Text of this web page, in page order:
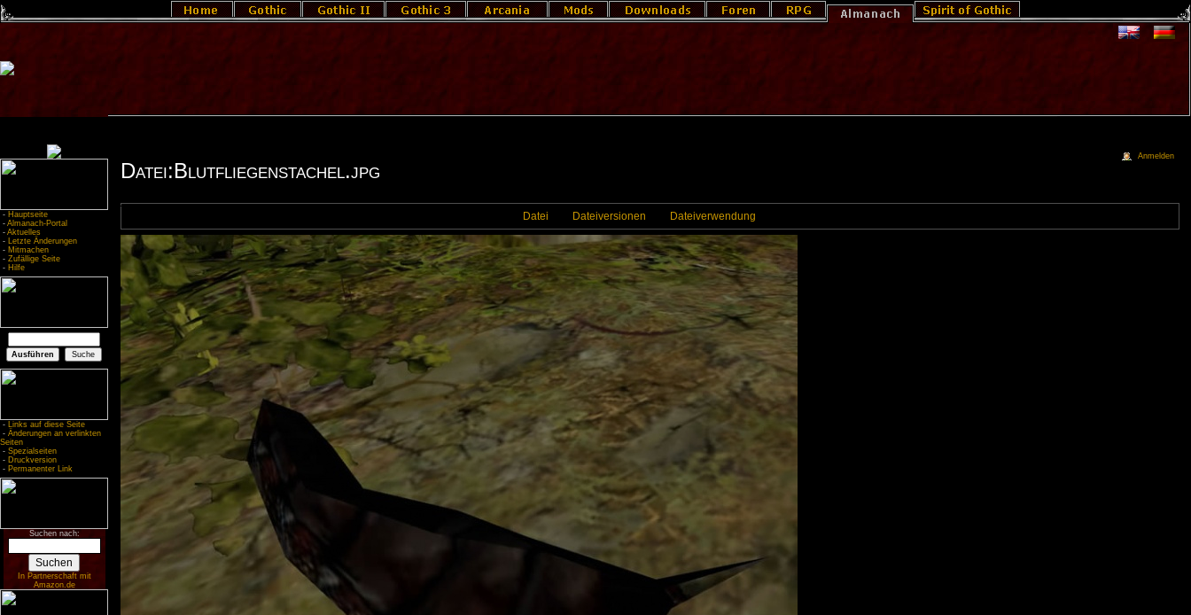
- Hauptseite
- Almanach-Portal
- Aktuelles
- Letzte Änderungen
- Mitmachen
- Zufällige Seite
- Hilfe
- Links auf diese Seite
- Änderungen an verlinkten
Seiten
- Spezialseiten
- Druckversion
- Permanenter Link
Suchen nach:
In Partnerschaft mit
Amazon.de
Datei:Blutfliegenstachel.jpg
Datei Dateiversionen Dateiverwendung
Anmelden